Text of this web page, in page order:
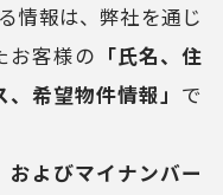
情報は、弊社を通じ
お客様の 「氏名、住
希望物件情報」 で
およびマイナンバー